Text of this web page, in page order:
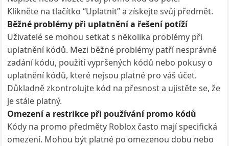
Klikněte na tlačítko “Uplatnit” a získejte svůj předmět.
Běžné problémy při uplatnění a řešení potíží
Uživatelé se mohou setkat s několika problémy při
uplatnění kódů. Mezi běžné problémy patří nesprávné
zadání kódu, použití vypršených kódů nebo pokusy o
uplatnění kódů, které nejsou platné pro váš účet.
Důkladně zkontrolujte kód na přesnost a ujistěte se, že
je stále platný.
Omezení a restrikce při používání promo kódů
Kódy na promo předměty Roblox často mají specifická
omezení. Mohou být platné po omezenou dobu nebo